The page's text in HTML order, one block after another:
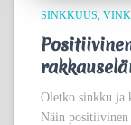
SINKKUUS
Oletko sinkku ja
Näin positiivinen